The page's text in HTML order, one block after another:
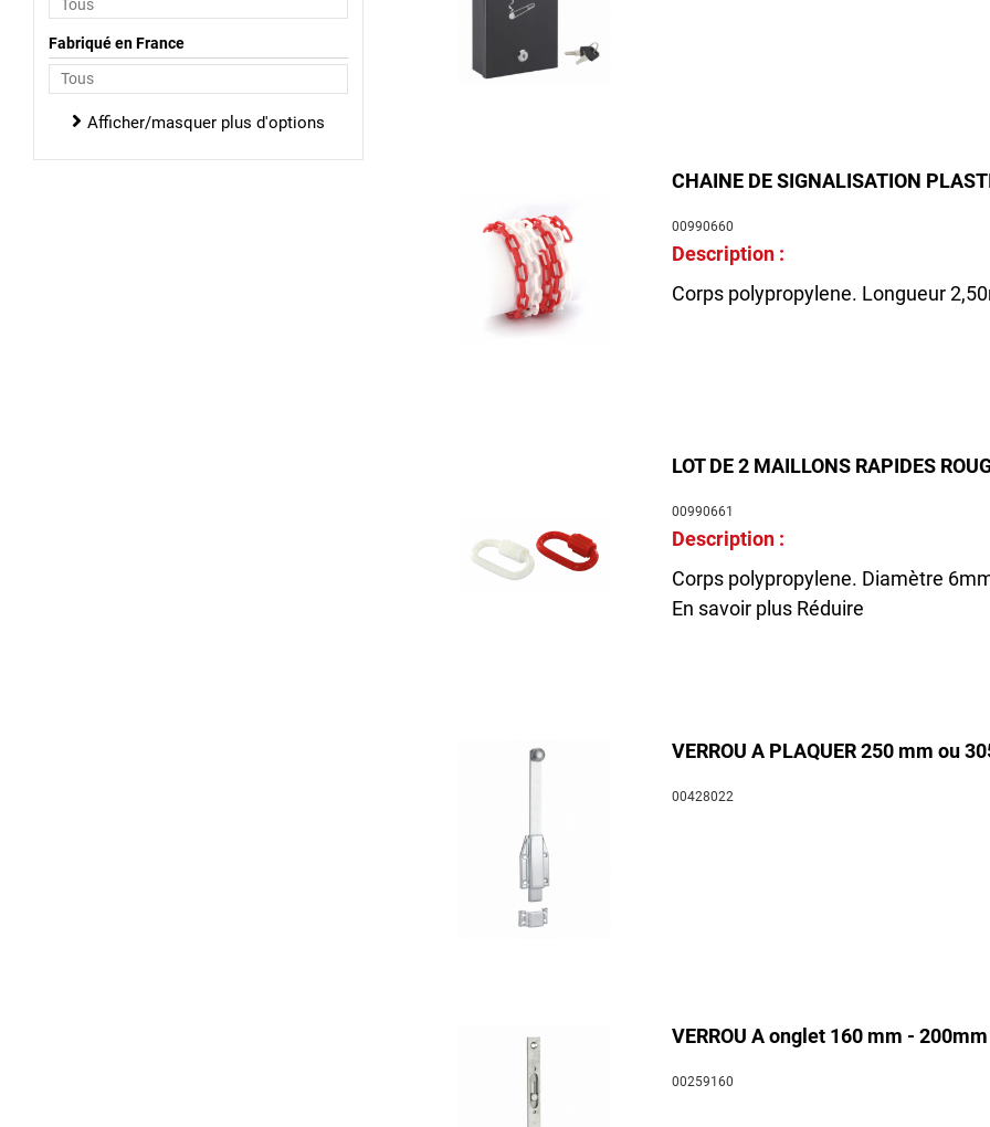
CHAINE DE SIGNALISATION
00990660
Description :
Corps polypropylene. Longueur
LOT DE 2 MAILLONS RAPIDES
00990661
Description :
Corps polypropylene. Diamètre
En savoir plus Réduire
VERROU A PLAQUER 250 mm ou
00428022
VERROU A onglet 160 mm -
00259160
Fabriqué en France
Afficher/masquer plus d'options